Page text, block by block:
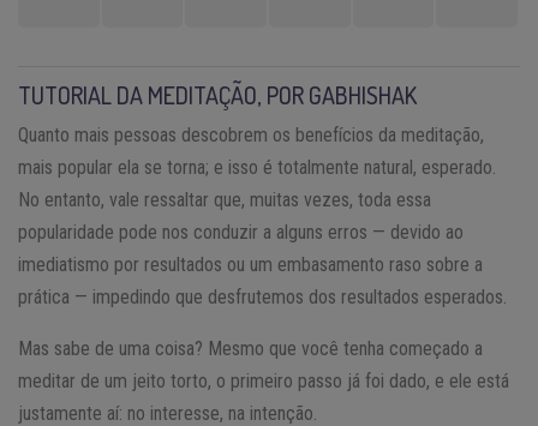
TUTORIAL DA MEDITAÇÃO, POR GABHISHAK
Quanto mais pessoas descobrem os benefícios da meditação,
mais popular ela se torna; e isso é totalmente natural, esperado.
No entanto, vale ressaltar que, muitas vezes, toda essa
popularidade pode nos conduzir a alguns erros — devido ao
imediatismo por resultados ou um embasamento raso sobre a
prática — impedindo que desfrutemos dos resultados esperados.
Mas sabe de uma coisa? Mesmo que você tenha começado a
meditar de um jeito torto, o primeiro passo já foi dado, e ele está
justamente aí: no interesse, na intenção.